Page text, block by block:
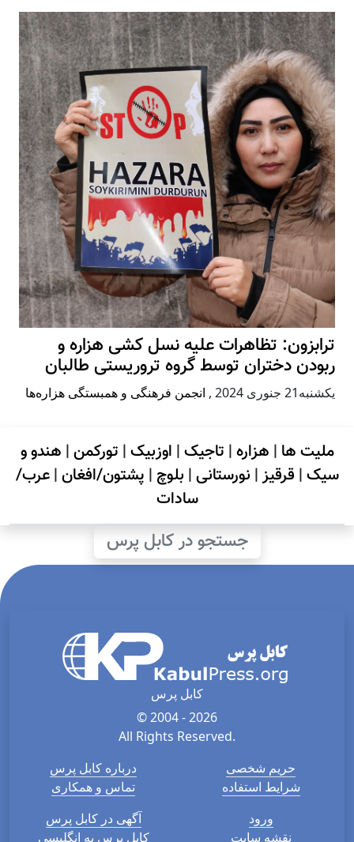
ترابزون: تظاهرات علیه نسل کشی هزاره و
ربودن دختران توسط گروه تروریستی طالبان
يكشنبه21 جنوری 2024 , انجمن فرهنگی و همبستگی هزاره‌ها
ملیت ها | هزاره| تاجیک| اوزبیک| تورکمن| هندو و
سیک| قرقیز| نورستانی| بلوچ | پشتون/افغان|عرب/
سادات
جستجو در کابل پرس
کابل پرس
© 2004 - 2026
All Rights Reserved.
درباره کابل پرس
تماس و همکاری
حریم شخصی
شرایط استفاده
آگهی در کابل پرس
کابل پرس به انگلیسی
ورود
نقشه سایت